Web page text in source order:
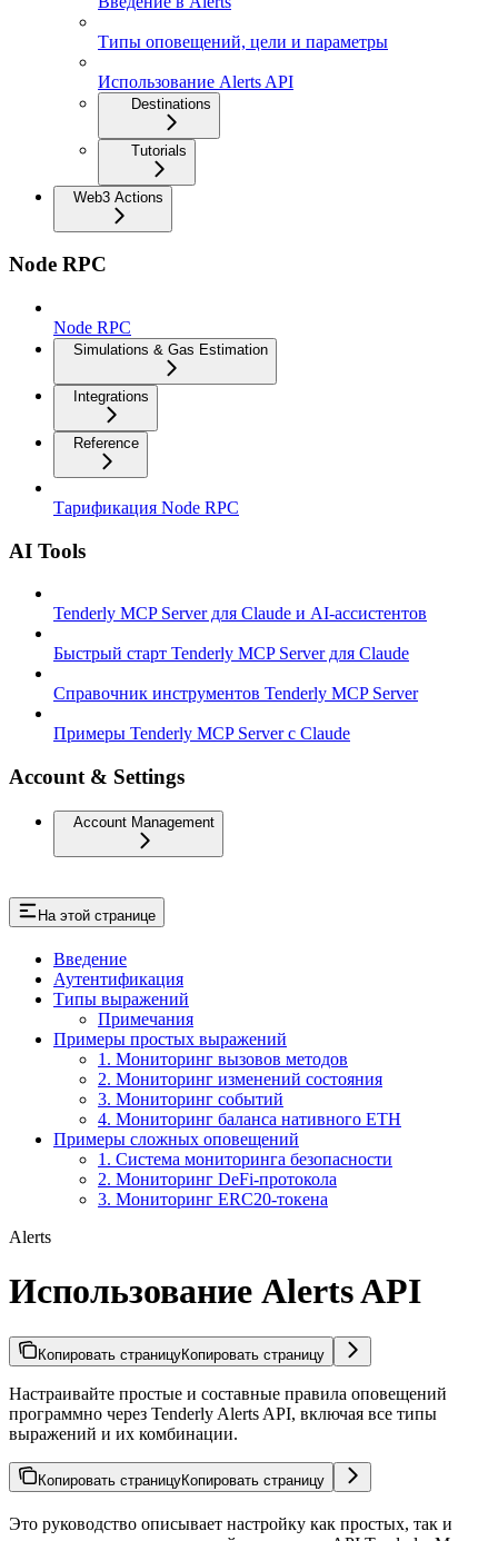
Типы оповещений, цели и параметры
Использование Alerts API
Destinations
Tutorials
Web3 Actions
Node RPC
Node RPC
Simulations & Gas Estimation
Integrations
Reference
Тарификация Node RPC
AI Tools
Tenderly MCP Server для Claude и AI-ассистентов
Быстрый старт Tenderly MCP Server для Claude
Справочник инструментов Tenderly MCP Server
Примеры Tenderly MCP Server с Claude
Account & Settings
Account Management
На этой странице
Введение
Аутентификация
Типы выражений
Примечания
Примеры простых выражений
1. Мониторинг вызовов методов
2. Мониторинг изменений состояния
3. Мониторинг событий
4. Мониторинг баланса нативного ETH
Примеры сложных оповещений
1. Система мониторинга безопасности
2. Мониторинг DeFi-протокола
3. Мониторинг ERC20-токена
Alerts
Использование Alerts API
Копировать страницуКопировать страницу
Настраивайте простые и составные правила оповещений
программно через Tenderly Alerts API, включая все типы
выражений и их комбинации.
Копировать страницуКопировать страницу
Это руководство описывает настройку как простых, так и